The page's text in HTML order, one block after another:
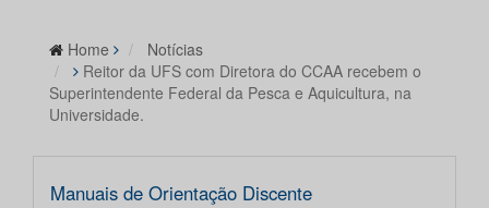
Home
Notícias
Reitor da UFS com Diretora do CCAA recebem o
Superintendente Federal da Pesca e Aquicultura, na
Universidade.
Manuais de Orientação Discente